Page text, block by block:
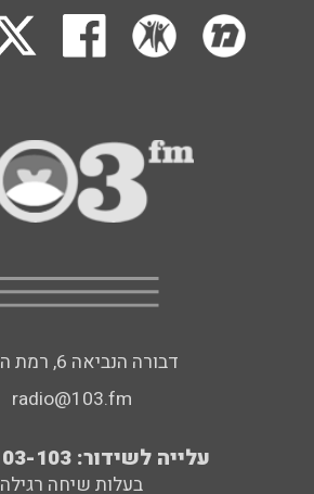
דבורה הנביאה 6, רמת השרון
radio@103.fm
עלייה לשידור: 0552-103-103
בעלות שיחה רגילה